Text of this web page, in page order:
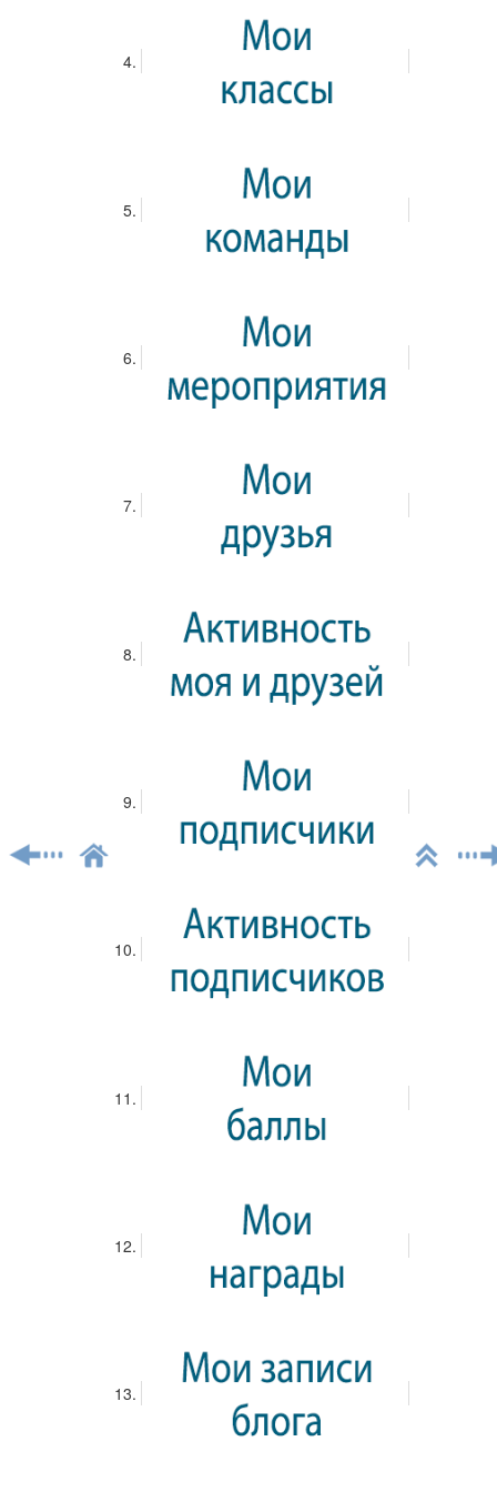
заявок; - время рассмотрения и зачисления по
конкретному способу, отдельно для кассы и платежного
сервиса; - требования к привязке метода взаиморасчетов
и требования к верификации до первого снятия; - сборы и
авторизоваться, открыть кассу, указать опцию «Вывод»,
указать сумму и реквизиты и подтвердить запрос. Для
контроля процесса рекомендуется записывать номер
заявки и следить за статусом в истории.
Развлекательные слоты - что такое РТП и
волатильность видеослотов
параметры до запуска спинов. Автомат - это игра с
генератором случайных чисел, в которой каждое
вращение самостоятельно, а выплаты определены
таблицей выплат и правилами. Процент возврата
общий выигрыш, поделенную на сумму ставок, и
умножают на 100%, при том типичный диапазон
составляет 92-99%. Вариативность описывает колебания
выплат. При высокой волатильности призы реже,
за спин выбирается в панели управления. В автоматах с
игровыми линиями она часто равна стоимости монеты,
умноженной на число линий и монет, а в ways и cluster
устанавливается одной суммой за спин.
Уделите внимание на эти характеристики: - RTP в % и
вариант математической модели, если их больше 1; -
дисперсию, чтобы понять частоту выплат и глубину
просадок; - минимальную и максимальную ставку и
дополнительным функциям; - правила бонусных раундов,
включая freespins, retrigger и опцию приобретения
бонуса. Важный принцип — установить рамки по
выигрышу и проигрышам и не нарушать их. Эта стратегия
результат на основе математики.
Просмотр...
25 февраля 2026
Интернет-магазин Cvetok.by: Прекрасный букет в
Такие чувственные и важные покупки, как букеты цветов,
крайне важно доверять профессионалам. Сайт
Цветок.Бай - проверенный гид во вселенную красоты и
свежайших букетов в Беларуси. Магазин обладает целым